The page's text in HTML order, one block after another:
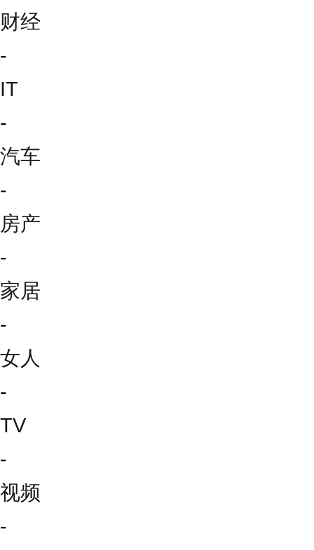
财经
-
IT
-
汽车
-
房产
-
家居
-
女人
-
TV
-
视频
-